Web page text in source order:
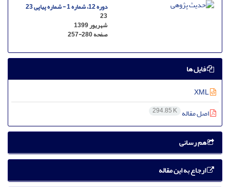
دوره 12، شماره 1 - شماره پیاپی 23
23
شهریور 1399
صفحه257-280
فایل ها
اصل مقاله 294.85 K
هم رسانی
ارجاع به این مقاله